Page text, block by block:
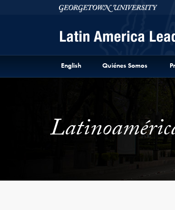
Skip to Latin America Leadership Program
Skip to main contentGeorgetown University
English Quiénes Somos